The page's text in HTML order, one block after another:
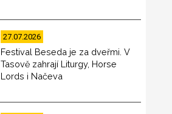
27.07.2026
Festival Beseda je za dveřmi. V
Tasově zahrají Liturgy, Horse
Lords i Načeva